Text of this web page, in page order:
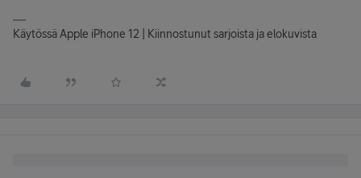
Käytössä Apple iPhone 12 | Kiinnostunut sarjoista ja elokuvista